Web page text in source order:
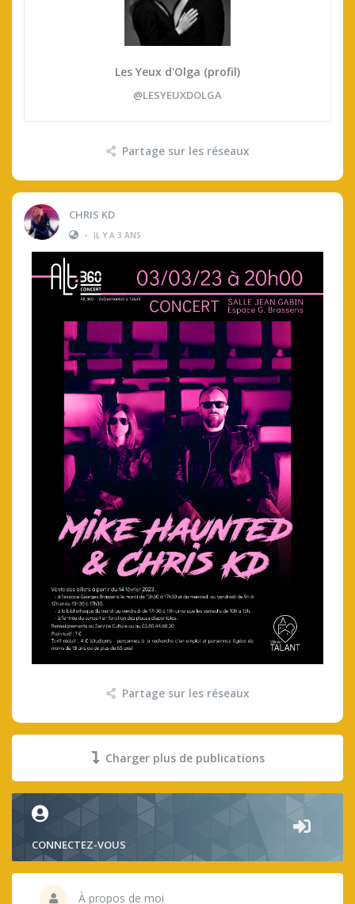
Les Yeux d'Olga (profil)
@LESYEUXDOLGA
Partage sur les réseaux
CHRIS KD
•
IL Y A 3 ANS
Partage sur les réseaux
Charger plus de publications
CONNECTEZ-VOUS
À propos de moi